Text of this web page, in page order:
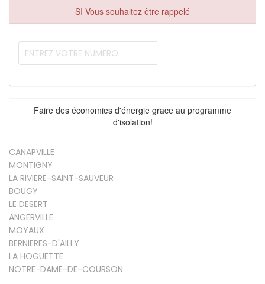
SI Vous souhaitez être rappelé
Faire des économies d'énergie grace au programme
d'isolation!
CANAPVILLE
MONTIGNY
LA RIVIERE-SAINT-SAUVEUR
BOUGY
LE DESERT
ANGERVILLE
MOYAUX
BERNIERES-D'AILLY
LA HOGUETTE
NOTRE-DAME-DE-COURSON